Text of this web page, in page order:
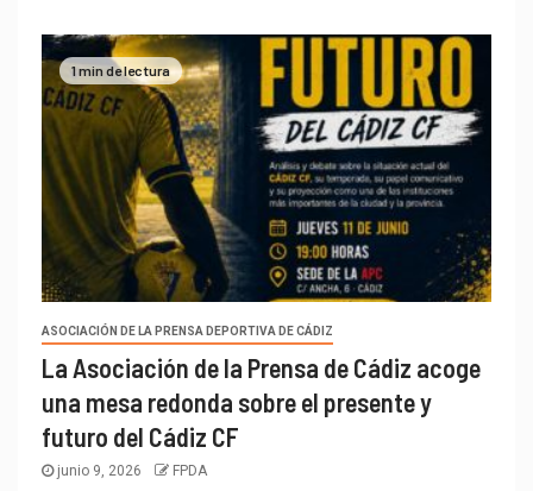
1 min de lectura
ASOCIACIÓN DE LA PRENSA DEPORTIVA DE CÁDIZ
La Asociación de la Prensa de Cádiz acoge
una mesa redonda sobre el presente y
futuro del Cádiz CF
junio 9, 2026 FPDA